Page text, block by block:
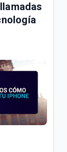
mi
o
| Móvil